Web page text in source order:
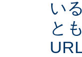
い
と